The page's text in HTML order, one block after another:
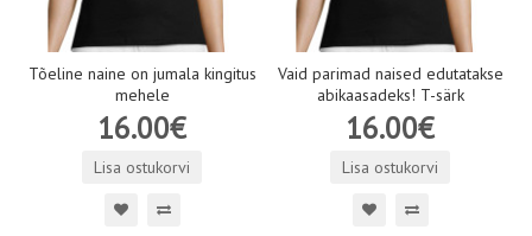
Tõeline naine on jumala kingitus
mehele
16.00€
Lisa ostukorvi
Vaid parimad naised edutatakse
abikaasadeks! T-särk
16.00€
Lisa ostukorvi